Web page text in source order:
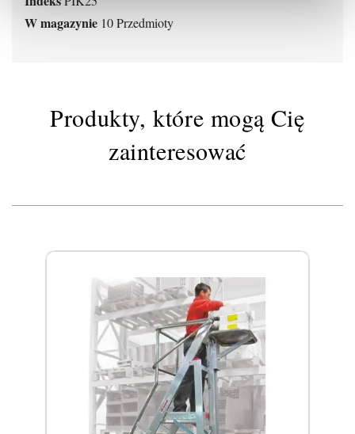
W magazynie 10 Przedmioty
Produkty, które mogą Cię
zainteresować